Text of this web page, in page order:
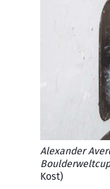
Alexander
Kost)